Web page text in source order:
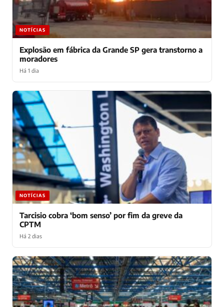
NOTÍCIAS
Explosão em fábrica da Grande SP gera transtorno a
moradores
Há 1 dia
NOTÍCIAS
Tarcisio cobra ‘bom senso’ por fim da greve da
CPTM
Há 2 dias